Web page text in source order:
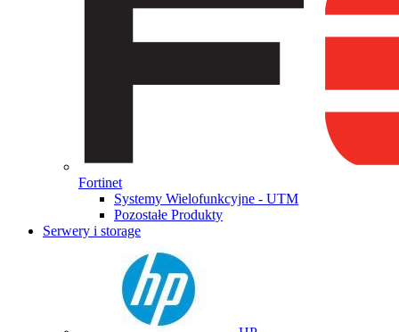
Fortinet
Systemy Wielofunkcyjne - UTM
Pozostałe Produkty
Serwery i storage